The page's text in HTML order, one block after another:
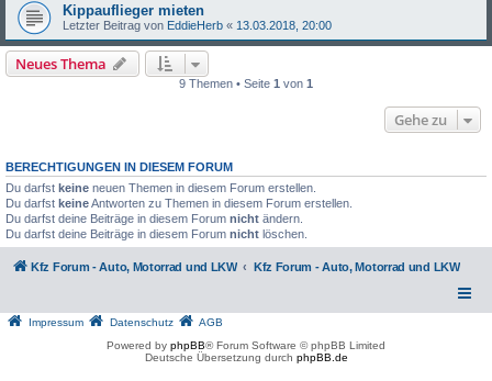
Kippauflieger mieten
Letzter Beitrag von EddieHerb « 13.03.2018, 20:00
Neues Thema
9 Themen • Seite 1 von 1
Gehe zu
BERECHTIGUNGEN IN DIESEM FORUM
Du darfst keine neuen Themen in diesem Forum erstellen.
Du darfst keineAntworten zu Themen in diesem Forum erstellen.
Du darfst deine Beiträge in diesem Forum nicht ändern.
Du darfst deine Beiträge in diesem Forum nicht löschen.
Kfz Forum - Auto, Motorrad und LKW Kfz Forum - Auto, Motorrad und LKW
Impressum Datenschutz
AGB
Powered by phpBB® Forum Software © phpBB Limited
Deutsche Übersetzung durch phpBB.de